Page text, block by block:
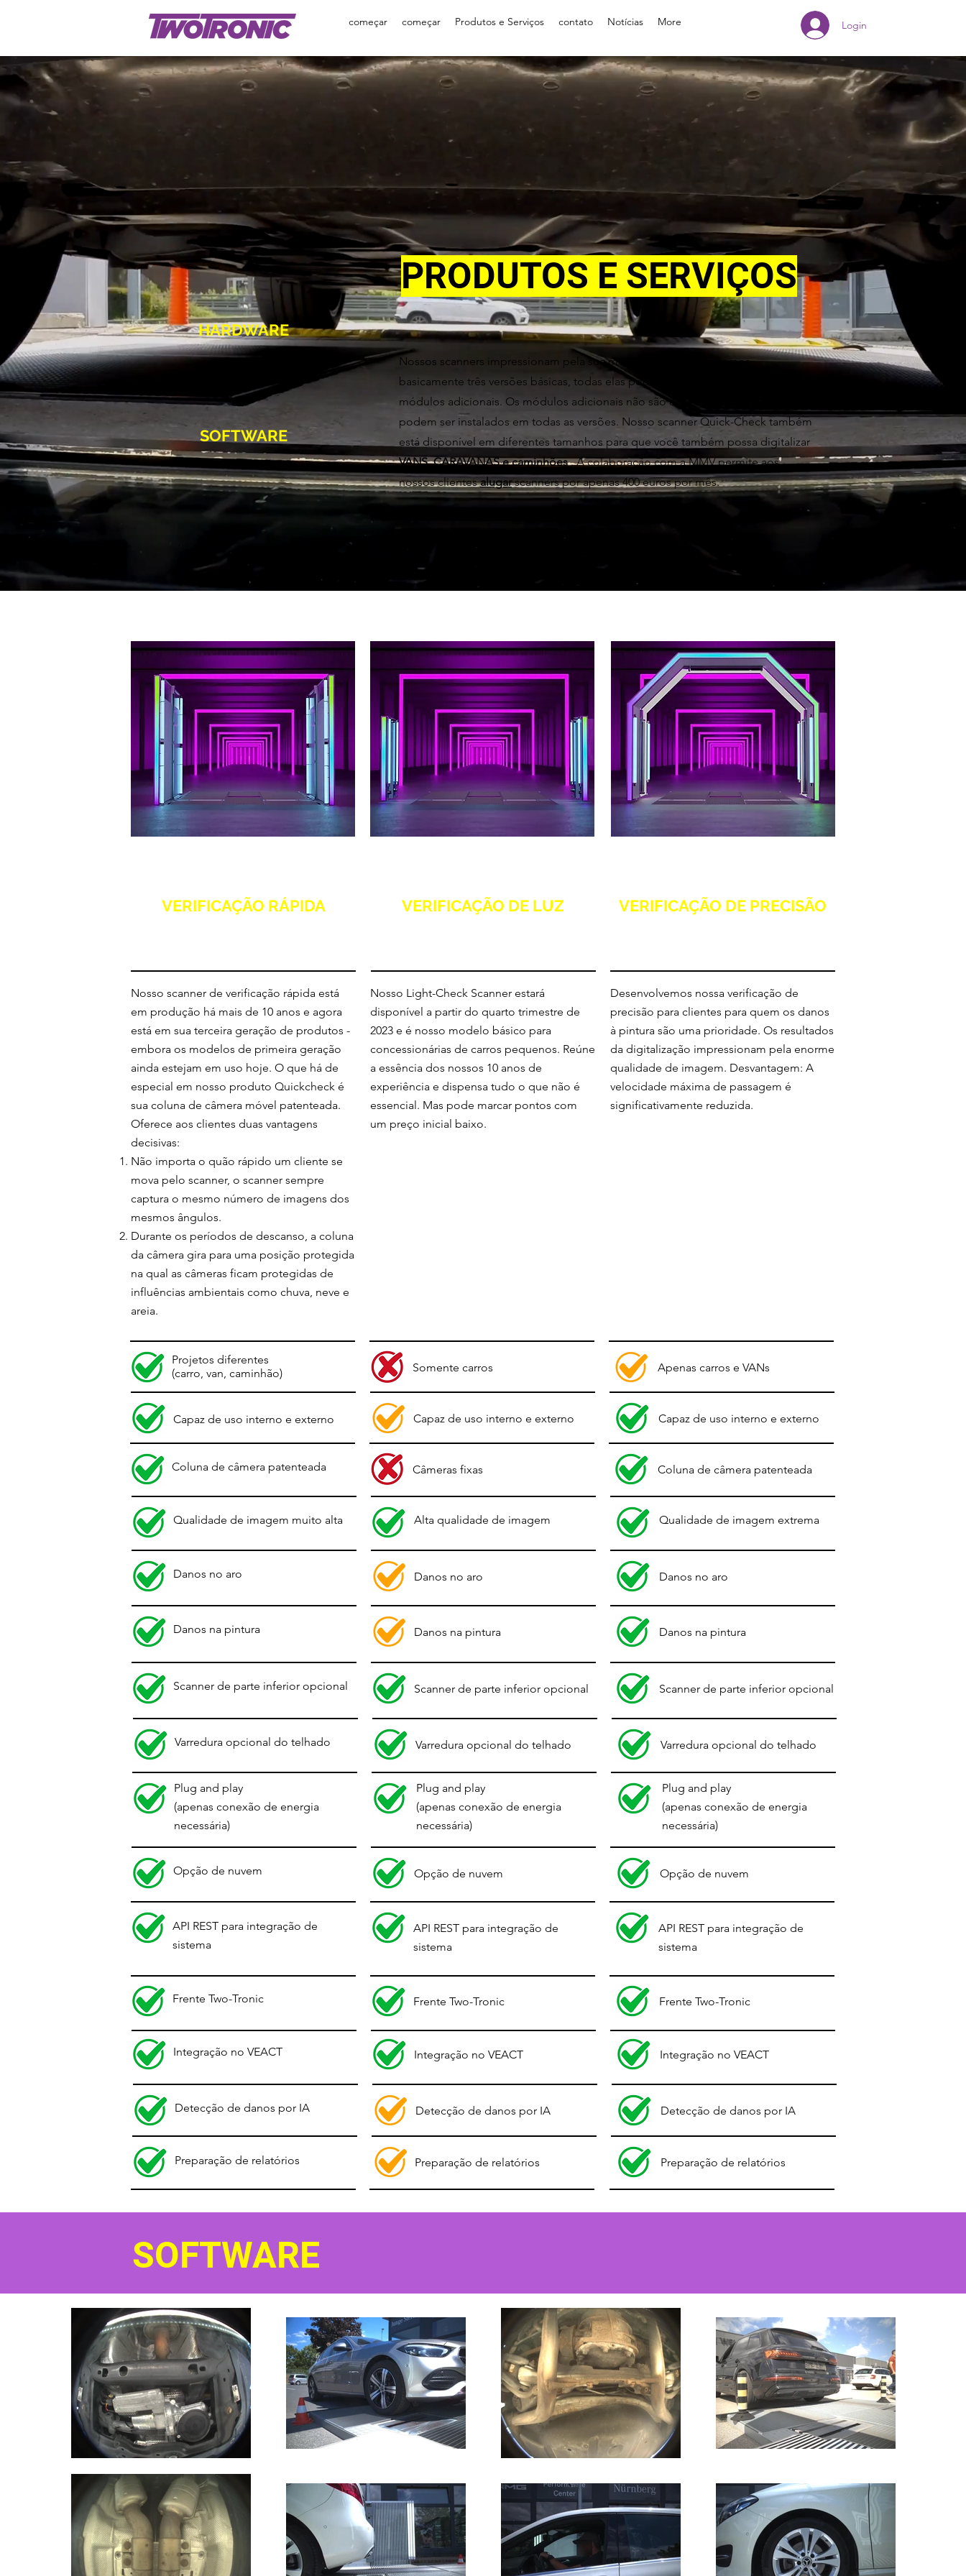
começar começar Produtos e Serviços contato Notícias More Login
HARDWARE
SOFTWARE
PRODUTOS E SERVIÇOS
Nossos scanners impressionam pela sua modularidade. Oferecemos
basicamente três versões básicas, todas elas podem ser expandidas com
módulos adicionais. Os módulos adicionais não são específicos da versão e
podem ser instalados em todas as versões. Nosso scanner Quick-Check também
está disponível em diferentes tamanhos para que você também possa digitalizar
VANS, CARAVANAS e caminhões. A colaboração com a MMV permite aos
nossos clientesalugarscanners por apenas 400 euros por mês.
VERIFICAÇÃO RÁPIDA VERIFICAÇÃO DE LUZ VERIFICAÇÃO DE PRECISÃO
Nosso scanner de verificação rápida está
em produção há mais de 10 anos e agora
está em sua terceira geração de produtos -
embora os modelos de primeira geração
ainda estejam em uso hoje. O que há de
especial em nosso produto Quickcheck é
sua coluna de câmera móvel patenteada.
Oferece aos clientes duas vantagens
decisivas:
Não importa o quão rápido um cliente se
mova pelo scanner, o scanner sempre
captura o mesmo número de imagens dos
mesmos ângulos.
Durante os períodos de descanso, a coluna
da câmera gira para uma posição protegida
na qual as câmeras ficam protegidas de
influências ambientais como chuva, neve e
areia.
Nosso Light-Check Scanner estará
disponível a partir do quarto trimestre de
2023 e é nosso modelo básico para
concessionárias de carros pequenos. Reúne
a essência dos nossos 10 anos de
experiência e dispensa tudo o que não é
essencial. Mas pode marcar pontos com
um preço inicial baixo.
Desenvolvemos nossa verificação de
precisão para clientes para quem os danos
à pintura são uma prioridade. Os resultados
da digitalização impressionam pela enorme
qualidade de imagem. Desvantagem: A
velocidade máxima de passagem é
significativamente reduzida.
Projetos diferentes
(carro, van, caminhão)
Somente carros Apenas carros e VANs
Capaz de uso interno e externo Capaz de uso interno e externo Capaz de uso interno e externo
Coluna de câmera patenteada Câmeras fixas Coluna de câmera patenteada
Qualidade de imagem muito alta Alta qualidade de imagem Qualidade de imagem extrema
Danos no aro Danos no aro Danos no aro
Danos na pintura Danos na pintura Danos na pintura
Scanner de parte inferior opcional Scanner de parte inferior opcional Scanner de parte inferior opcional
Varredura opcional do telhado
Plug and play
(apenas conexão de energia
necessária)
Varredura opcional do telhado
Plug and play
(apenas conexão de energia
necessária)
Varredura opcional do telhado
Plug and play
(apenas conexão de energia
necessária)
Opção de nuvem Opção de nuvem Opção de nuvem
API REST para integração de
sistema
API REST para integração de
sistema
API REST para integração de
sistema
Frente Two-Tronic Frente Two-Tronic Frente Two-Tronic
Integração no VEACT Integração no VEACT Integração no VEACT
Detecção de danos por IA
Preparação de relatórios
Detecção de danos por IA
Preparação de relatórios
Detecção de danos por IA
Preparação de relatórios
SOFTWARE